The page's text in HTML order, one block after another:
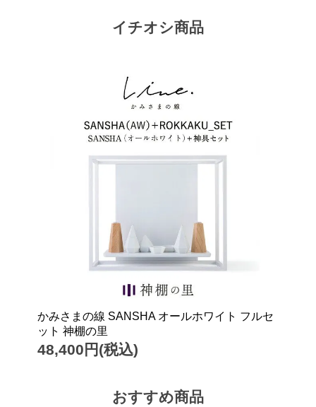
イチオシ商品
かみさまの線 SANSHA オールホワイト フルセ
ット 神棚の里
48,400円(税込)
おすすめ商品